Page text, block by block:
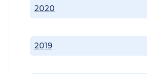
2019
2020